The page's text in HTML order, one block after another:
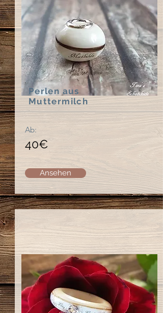
Perlen aus
Muttermilch
Ab:
40€
Ansehen